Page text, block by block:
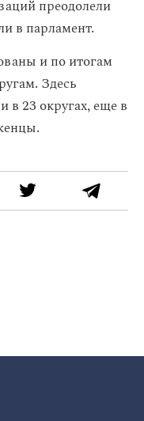
преодолели
в парламент.
и по итогам
Здесь
в 23 округах, еще в